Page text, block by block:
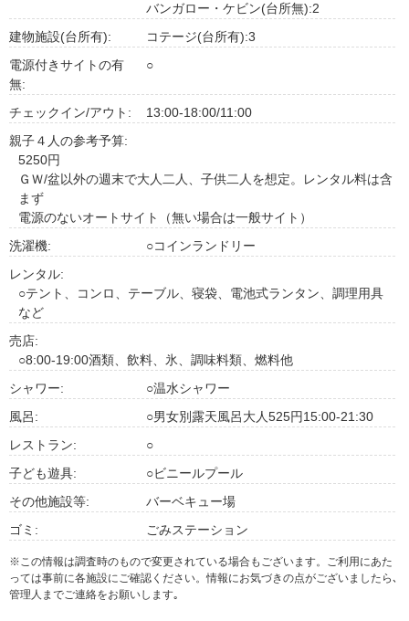
バンガロー・ケビン(台所無):2
建物施設(台所有):
コテージ(台所有):3
電源付きサイトの有
無:
○
チェックイン/アウト:
13:00-18:00/11:00
親子４人の参考予算:
5250円
ＧＷ/盆以外の週末で大人二人、子供二人を想定。レンタル料は含
まず
電源のないオートサイト（無い場合は一般サイト）
洗濯機:
○コインランドリー
レンタル:
○テント、コンロ、テーブル、寝袋、電池式ランタン、調理用具
など
売店:
○8:00-19:00酒類、飲料、氷、調味料類、燃料他
シャワー:
○温水シャワー
風呂:
○男女別露天風呂大人525円15:00-21:30
レストラン:
○
子ども遊具:
○ビニールプール
その他施設等:
バーベキュー場
ゴミ:
ごみステーション
※この情報は調査時のもので変更されている場合もございます。ご利用にあた
っては事前に各施設にご確認ください。情報にお気づきの点がございましたら､
管理人までご連絡をお願いします｡